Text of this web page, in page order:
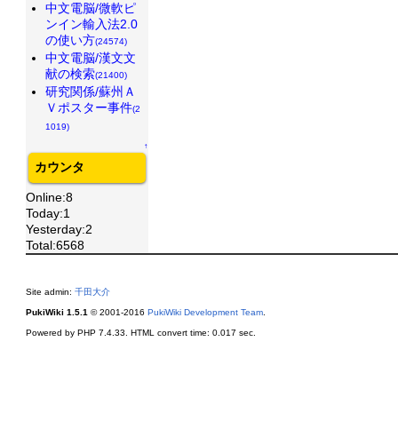
中文電脳/微軟ピ
ンイン輸入法2.0
の使い方(24574)
中文電脳/漢文文
献の検索(21400)
研究関係/蘇州Ａ
Ｖポスター事件(2
1019)
↑
カウンタ
Online:8
Today:1
Yesterday:2
Total:6568
Site admin: 千田大介
PukiWiki 1.5.1 © 2001-2016 PukiWiki Development Team
Powered by PHP 7.4.33. HTML convert time: 0.017 sec.